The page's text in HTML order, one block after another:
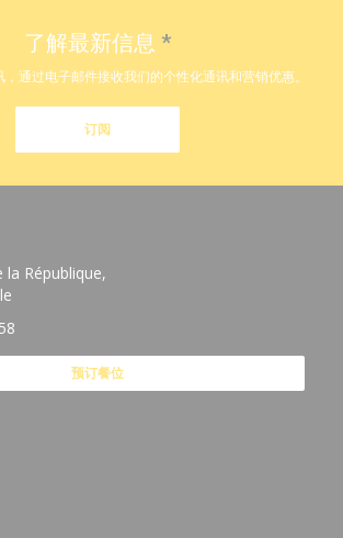
了解最新信息 *
通过电子邮件接收我们的个性化通讯和营销优惠。
订阅
la République,
预订餐位
窗口中打开))
((在新窗口中打开))